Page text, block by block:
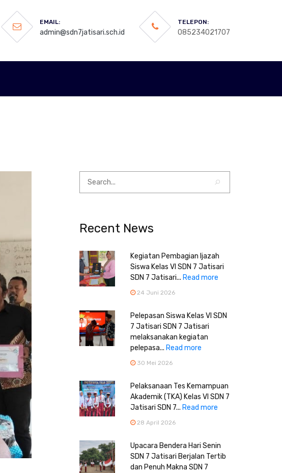
EMAIL:
admin@sdn7jatisari.sch.id
TELEPON:
085234021707
Recent News
Kegiatan Pembagian Ijazah
Siswa Kelas VI SDN 7 Jatisari
SDN 7 Jatisari... Read more
24 Juni 2026
Pelepasan Siswa Kelas VI SDN
7 Jatisari SDN 7 Jatisari
melaksanakan kegiatan
pelepasa... Read more
30 Mei 2026
Pelaksanaan Tes Kemampuan
Akademik (TKA) Kelas VI SDN 7
Jatisari SDN 7... Read more
28 April 2026
Upacara Bendera Hari Senin
SDN 7 Jatisari Berjalan Tertib
dan Penuh Makna SDN 7